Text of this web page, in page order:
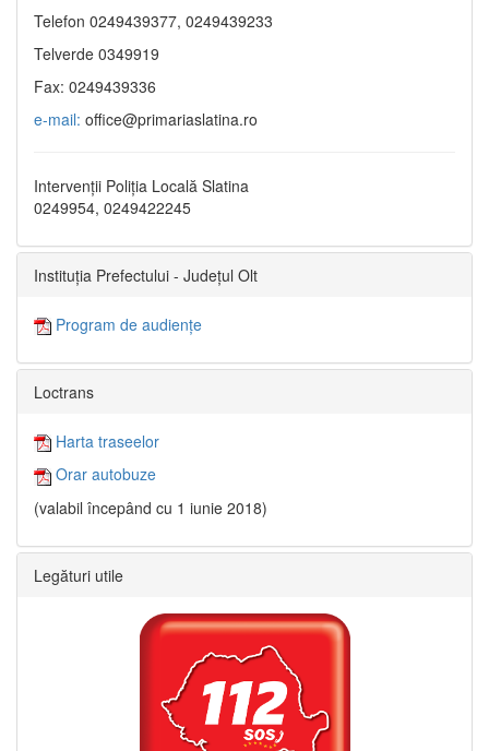
Telefon 0249439377, 0249439233
Telverde 0349919
Fax: 0249439336
e-mail: office@primariaslatina.ro
Intervenții Poliția Locală Slatina
0249954, 0249422245
Instituția Prefectului - Județul Olt
Program de audiențe
Loctrans
Harta traseelor
Orar autobuze
(valabil începând cu 1 iunie 2018)
Legături utile